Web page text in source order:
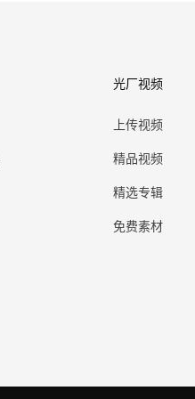
光厂视频
上传视频
精品视频
精选专辑
免费素材